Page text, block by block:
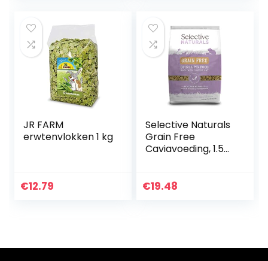
JR FARM
erwtenvlokken 1 kg
€12.79
Selective Naturals
Grain Free
Caviavoeding, 1.5
€19.48